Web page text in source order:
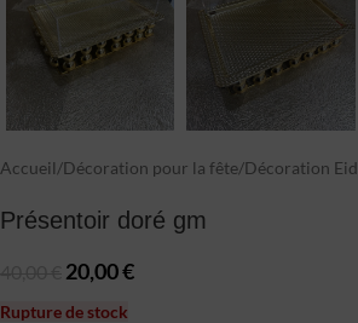
Accueil/Décoration pour la fête/Décoration Eid
Présentoir doré gm
20,00€
Rupture de stock